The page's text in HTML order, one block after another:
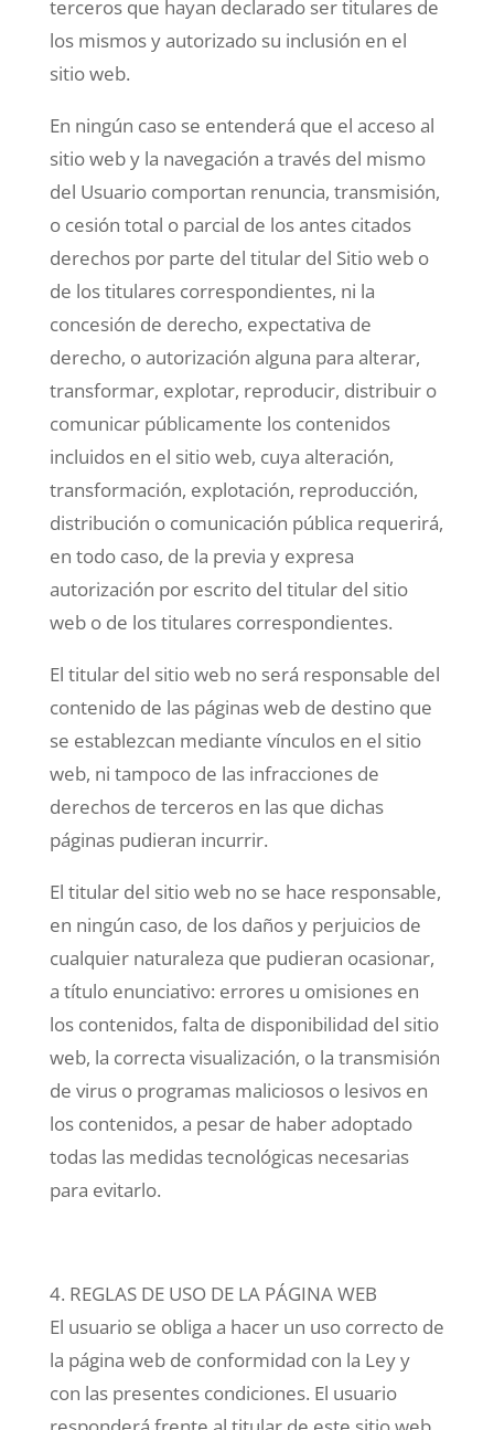
terceros que hayan declarado ser titulares de
los mismos y autorizado su inclusión en el
sitio web.
En ningún caso se entenderá que el acceso al
sitio web y la navegación a través del mismo
del Usuario comportan renuncia, transmisión,
o cesión total o parcial de los antes citados
derechos por parte del titular del Sitio web o
de los titulares correspondientes, ni la
concesión de derecho, expectativa de
derecho, o autorización alguna para alterar,
transformar, explotar, reproducir, distribuir o
comunicar públicamente los contenidos
incluidos en el sitio web, cuya alteración,
transformación, explotación, reproducción,
distribución o comunicación pública requerirá,
en todo caso, de la previa y expresa
autorización por escrito del titular del sitio
web o de los titulares correspondientes.
El titular del sitio web no será responsable del
contenido de las páginas web de destino que
se establezcan mediante vínculos en el sitio
web, ni tampoco de las infracciones de
derechos de terceros en las que dichas
páginas pudieran incurrir.
El titular del sitio web no se hace responsable,
en ningún caso, de los daños y perjuicios de
cualquier naturaleza que pudieran ocasionar,
a título enunciativo: errores u omisiones en
los contenidos, falta de disponibilidad del sitio
web, la correcta visualización, o la transmisión
de virus o programas maliciosos o lesivos en
los contenidos, a pesar de haber adoptado
todas las medidas tecnológicas necesarias
para evitarlo.
4. REGLAS DE USO DE LA PÁGINA WEB
El usuario se obliga a hacer un uso correcto de
la página web de conformidad con la Ley y
con las presentes condiciones. El usuario